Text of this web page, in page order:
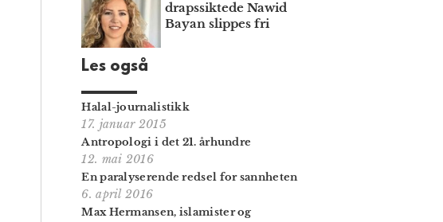
draps­siktede Nawid
Bayan slippes fri
Les også
Halal-journalistikk
17. januar 2015
Antropologi i det 21. århundre
12. mai 2016
En paralyserende redsel for sannheten
6. april 2016
Max Hermansen, islamister og